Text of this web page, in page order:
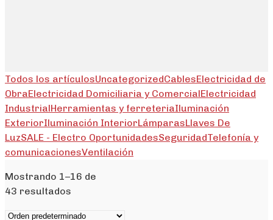
Todos los artículosUncategorizedCablesElectricidad de
ObraElectricidad Domiciliaria y ComercialElectricidad
IndustrialHerramientas y ferreteriaIluminación
ExteriorIluminación InteriorLámparasLlaves De
LuzSALE - Electro OportunidadesSeguridadTelefonía y
comunicacionesVentilación
Mostrando 1–16 de
43 resultados